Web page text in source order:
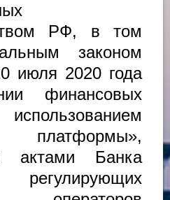
РФ, в том
законом
июля 2020 года
финансовых
платформы»,
актами Банка